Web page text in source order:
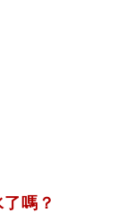
嗎？